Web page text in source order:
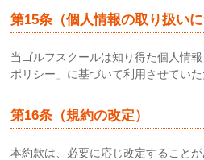
第15条（個人情報の取り扱いに
当ゴルフスクールは知り得た個人情
ポリシー」に基づいて利用させていた
第16条（規約の改定）
本約款は、必要に応じ改定することが